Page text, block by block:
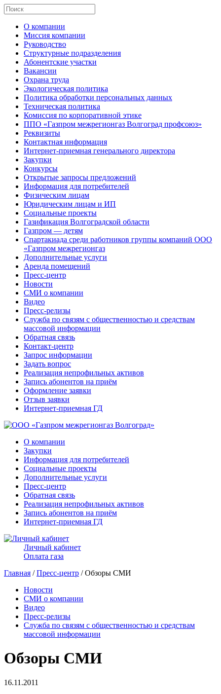
О компании
Миссия компании
Руководство
Структурные подразделения
Абонентские участки
Вакансии
Охрана труда
Экологическая политика
Политика обработки персональных данных
Техническая политика
Комиссия по корпоративной этике
ППО «Газпром межрегионгаз Волгоград профсоюз»
Реквизиты
Контактная информация
Интернет-приемная генерального директора
Закупки
Конкурсы
Открытые запросы предложений
Информация для потребителей
Физическим лицам
Юридическим лицам и ИП
Социальные проекты
Газификация Волгоградской области
Газпром — детям
Спартакиада среди работников группы компаний ООО
«Газпром межрегионгаз
Дополнительные услуги
Аренда помещений
Пресс-центр
Новости
СМИ о компании
Видео
Пресс-релизы
Служба по связям с общественностью и средствам
массовой информации
Обратная связь
Контакт-центр
Запрос информации
Задать вопрос
Реализация непрофильных активов
Запись абонентов на приём
Оформление заявки
Отзыв заявки
Интернет-приемная ГД
О компании
Закупки
Информация для потребителей
Социальные проекты
Дополнительные услуги
Пресс-центр
Обратная связь
Реализация непрофильных активов
Запись абонентов на приём
Интернет-приемная ГД
Личный кабинет
Оплата газа
Главная /Пресс-центр / Обзоры СМИ
Новости
СМИ о компании
Видео
Пресс-релизы
Служба по связям с общественностью и средствам
массовой информации
Обзоры СМИ
16.11.2011